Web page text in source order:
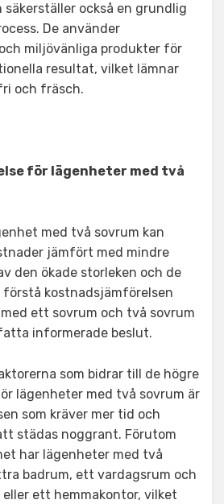
också en grundlig
De använder
miljövänliga produkter för
resultat, vilket lämnar
och fräsch.
för lägenheter med två
med två sovrum kan
jämfört med mindre
den ökade storleken och de
kostnadsjämförelsen
ett sovrum och två sovrum
informerade beslut.
som bidrar till de högre
lägenheter med två sovrum är
som kräver mer tid och
städas noggrant. Förutom
har lägenheter med två
badrum, ett vardagsrum och
ett hemmakontor, vilket